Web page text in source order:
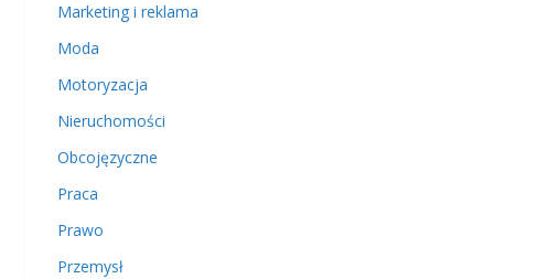
Marketing i reklama
Moda
Motoryzacja
Nieruchomości
Obcojęzyczne
Praca
Prawo
Przemysł